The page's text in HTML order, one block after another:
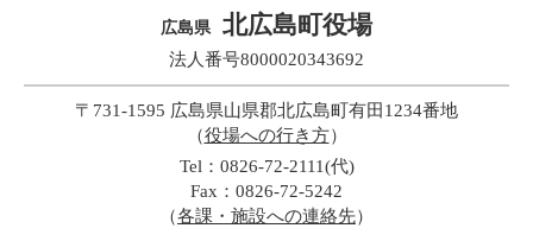
広島県 北広島町役場
法人番号8000020343692
〒731-1595 広島県山県郡北広島町有田1234番地
（役場への行き方）
Tel：0826-72-2111(代)
Fax：0826-72-5242
（各課・施設への連絡先）